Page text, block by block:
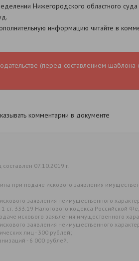
Нижегородского областного
информацию читайте в
(перед составлением шаблона
комментарии в документе
составлен 07.10.2019 г.
при подаче искового заявления
заявления неимущественного
1 ст. 333.19 Налогового кодекса Российской
искового заявления имущественного
заявления неимущественного
лиц - 300 рублей;
- 6 000 рублей.